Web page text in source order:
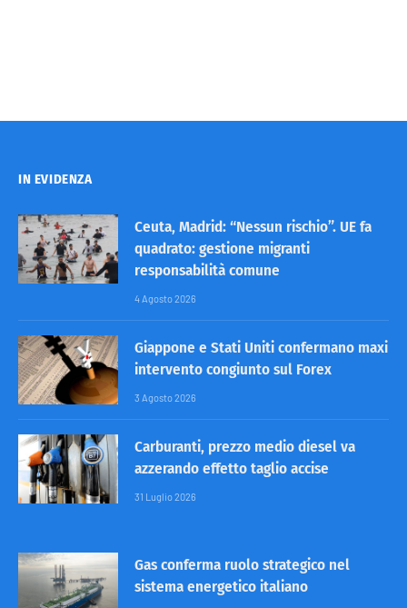
IN EVIDENZA
Ceuta, Madrid: “Nessun rischio”. UE fa
quadrato: gestione migranti
responsabilità comune
4 Agosto 2026
Giappone e Stati Uniti confermano maxi
intervento congiunto sul Forex
3 Agosto 2026
Carburanti, prezzo medio diesel va
azzerando effetto taglio accise
31 Luglio 2026
Gas conferma ruolo strategico nel
sistema energetico italiano